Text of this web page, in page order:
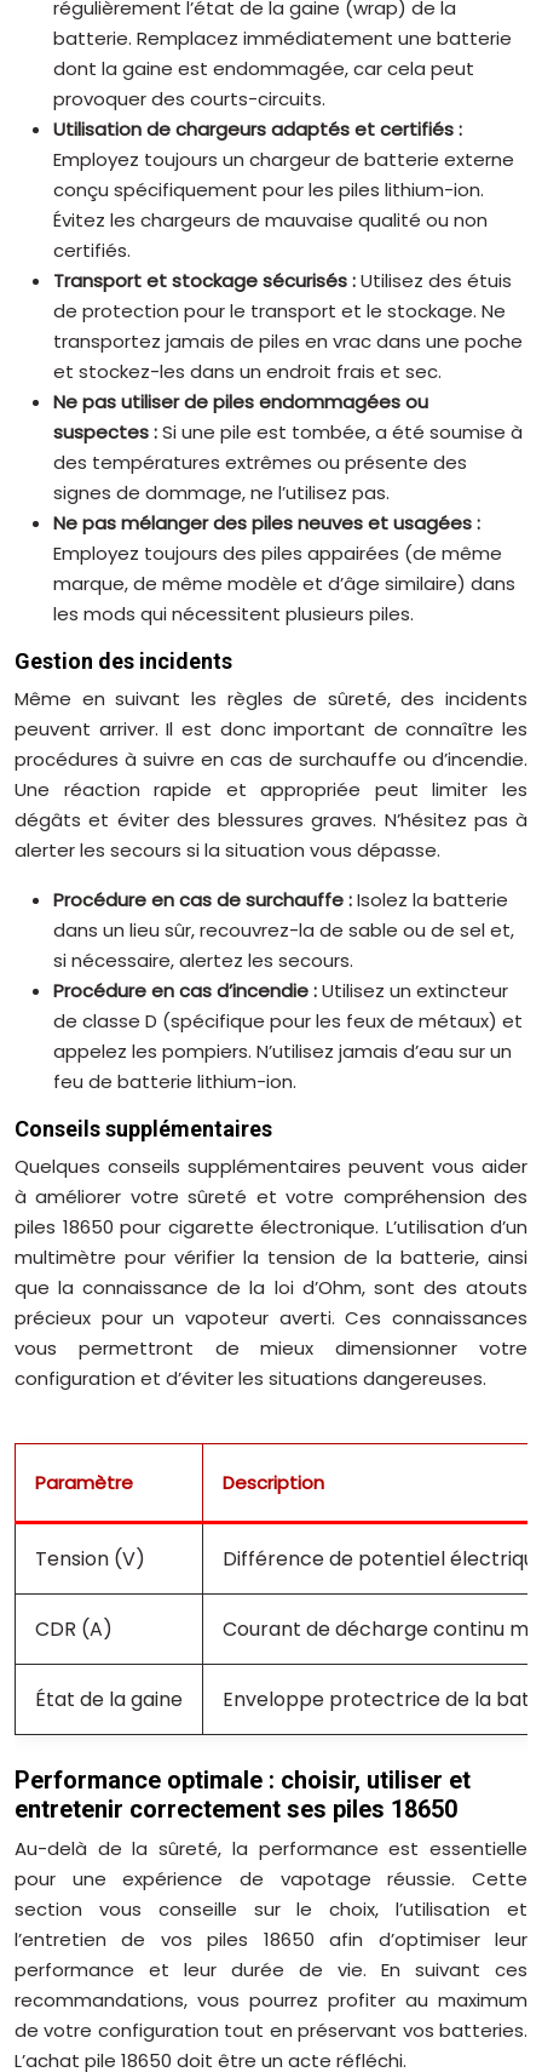
régulièrement l’état de la gaine (wrap) de la
batterie. Remplacez immédiatement une batterie
dont la gaine est endommagée, car cela peut
provoquer des courts-circuits.
Utilisation de chargeurs adaptés et certifiés :
Employez toujours un chargeur de batterie externe
conçu spécifiquement pour les piles lithium-ion.
Évitez les chargeurs de mauvaise qualité ou non
certifiés.
Transport et stockage sécurisés :Utilisez des étuis
de protection pour le transport et le stockage. Ne
transportez jamais de piles en vrac dans une poche
et stockez-les dans un endroit frais et sec.
Ne pas utiliser de piles endommagées ou
suspectes :Si une pile est tombée, a été soumise à
des températures extrêmes ou présente des
signes de dommage, ne l’utilisez pas.
Ne pas mélanger des piles neuves et usagées :
Employez toujours des piles appairées (de même
marque, de même modèle et d’âge similaire) dans
les mods qui nécessitent plusieurs piles.
Gestion des incidents
Même en suivant les règles de sûreté, des incidents
peuvent arriver. Il est donc important de connaître les
procédures à suivre en cas de surchauffe ou d’incendie.
Une réaction rapide et appropriée peut limiter les
dégâts et éviter des blessures graves. N’hésitez pas à
alerter les secours si la situation vous dépasse.
Procédure en cas de surchauffe :Isolez la batterie
dans un lieu sûr, recouvrez-la de sable ou de sel et,
si nécessaire, alertez les secours.
Procédure en cas d’incendie :Utilisez un extincteur
de classe D (spécifique pour les feux de métaux) et
appelez les pompiers. N’utilisez jamais d’eau sur un
feu de batterie lithium-ion.
Conseils supplémentaires
Quelques conseils supplémentaires peuvent vous aider
à améliorer votre sûreté et votre compréhension des
piles 18650 pour cigarette électronique. L’utilisation d’un
multimètre pour vérifier la tension de la batterie, ainsi
que la connaissance de la loi d’Ohm, sont des atouts
précieux pour un vapoteur averti. Ces connaissances
vous permettront de mieux dimensionner votre
configuration et d’éviter les situations dangereuses.
Paramètre Description
Tension (V) Différence de potentiel
CDR (A) Courant de décharge continu
État de la gaine Enveloppe protectrice de la
Performance optimale : choisir, utiliser et
entretenir correctement ses piles 18650
Au-delà de la sûreté, la performance est essentielle
pour une expérience de vapotage réussie. Cette
section vous conseille sur le choix, l’utilisation et
l’entretien de vos piles 18650 afin d’optimiser leur
performance et leur durée de vie. En suivant ces
recommandations, vous pourrez profiter au maximum
de votre configuration tout en préservant vos batteries.
L’achat pile 18650 doit être un acte réfléchi.